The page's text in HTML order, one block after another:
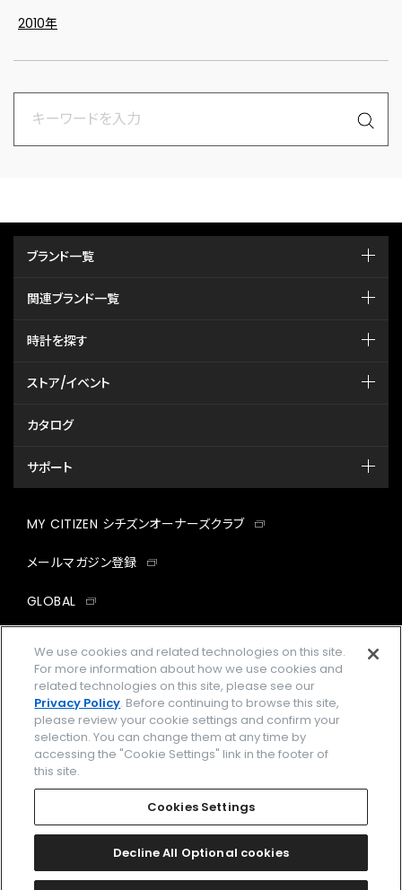
2010年
ブランド一覧
関連ブランド一覧
時計を探す
ストア/イベント
カタログ
サポート
MY CITIZEN シチズンオーナーズクラブ
メールマガジン登録
GLOBAL
facebookinstagramtwitter
企業情報 ご利用規約
プライバシーポリシー Cookies Settings
Amazon PayはAmazon.com, Inc.またはその関連会社の商標です。
We use cookies and related technologies on this site.
For more information about how we use cookies and
related technologies on this site, please see our
Privacy Policy. Before continuing to browse this site,
please review your cookie settings and confirm your
selection. You can change them at any time by
accessing the "Cookie Settings" link in the footer of
this site.
Cookies Settings
Decline All Optional cookies